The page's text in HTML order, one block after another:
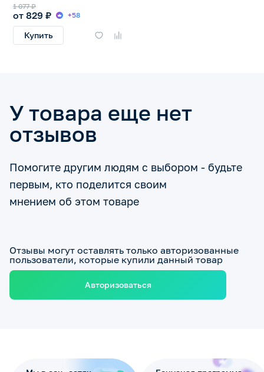
от 829 ₽
1 077 ₽
+58
Купить
У товара еще нет
отзывов
Помогите другим людям с выбором - будьте
первым, кто поделится своим
мнением об этом товаре
Отзывы могут оставлять только авторизованные
пользователи, которые купили данный товар
Авторизоваться